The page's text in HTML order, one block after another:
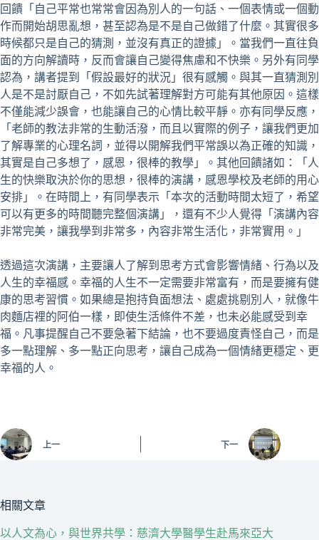
回饋「自己平常也常常會因為別人的一句話、一個表情或一個動
作而開始胡思亂想，甚至認為是不是自己做錯了什麼。其實很多
時候都只是自己的猜測，並沒有真正的證據」。當我們一直往負
面的方向解讀時，反而會讓自己變得焦慮和不快樂。另外有同學
認為，講者提到「假設最好的狀況」很有感觸。與其一直猜測別
人是不是討厭自己，不如先試著理解對方可能有其他原因。這樣
不僅能減少誤會，也能讓自己的心情比較平靜。亦有同學反應，
「老師的教法非常的生動活潑，而且以實際的例子，讓我們更加
了解專業的心理名詞，並得以開解我們平常誤以為正確的知識，
其實是自己多想了，感恩，很棒的教學」。其他回饋諸如：「人
生的快樂取決於你的思想，很棒的演講，感恩學校及老師的用心
安排」。在時間上，有同學表示「本次的活動時間太短了，希望
可以有更多的時間聽完整個演講」，還有不少人覺得「演講內容
非常完美，讓我學到非常多，內容非常生活化，非常實用。」
透過這次演講，主要讓人了解到思考方式會影響情緒、行為以及
人生的幸福感。幸福的人生不一定需要非常富有，而是要擁有健
康的思考習慣。如果總是抱持負面想法、處處挑剔別人，就像牛
肉麵店裡的阿伯一樣，即使生活條件不差，也未必能感受到幸
福。凡事提醒自己不要急著下結論，也不要過度責怪自己，而是
多一點理解、多一點正向思考，讓自己成為一個情緒更穩定、更
幸福的人。
上一 下一
相關文章
以人文為心，與世界共學：慈濟大學醫學生赴馬來亞大